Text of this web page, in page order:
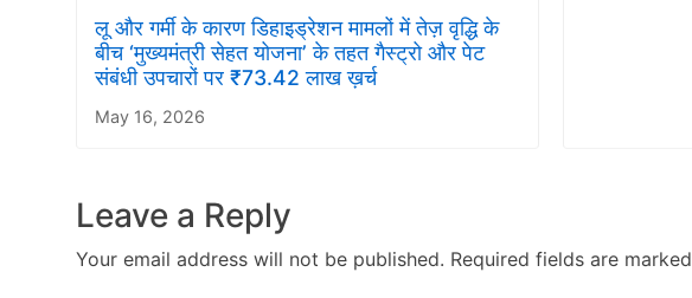
लू और गर्मी के कारण डिहाइड्रेशन मामलों में तेज़ वृद्धि के
बीच ‘मुख्यमंत्री सेहत योजना’ के तहत गैस्ट्रो और पेट
संबंधी उपचारों पर ₹73.42 लाख ख़र्च
May 16, 2026
Leave a Reply
Your email address will not be published. Required fields are marked